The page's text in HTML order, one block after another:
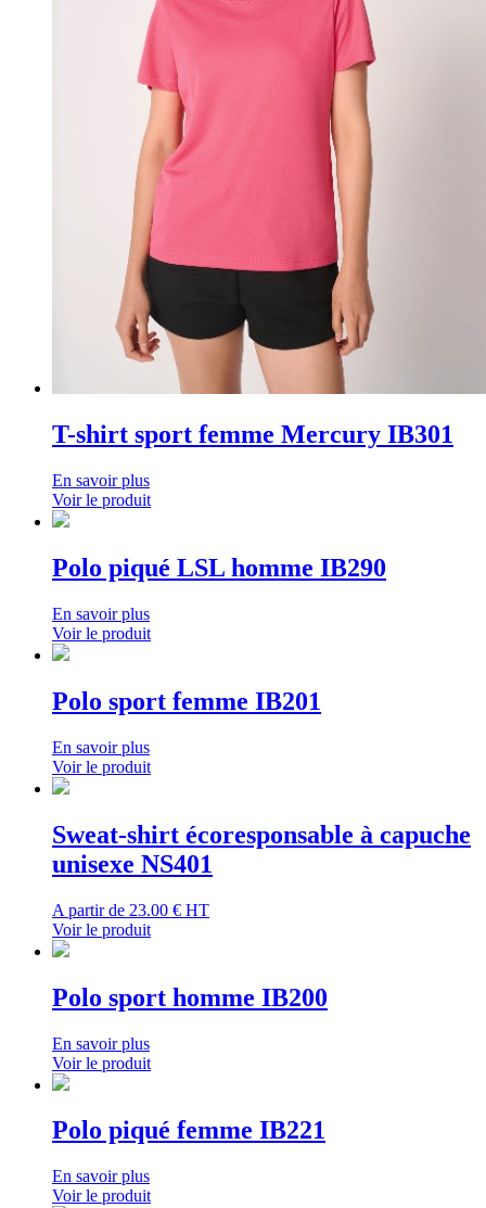
T-shirt sport femme Mercury IB301
En savoir plus
Voir le produit
Polo piqué LSL homme IB290
En savoir plus
Voir le produit
Polo sport femme IB201
En savoir plus
Voir le produit
Sweat-shirt écoresponsable à capuche
unisexe NS401
A partir de 23.00 € HT
Voir le produit
Polo sport homme IB200
En savoir plus
Voir le produit
Polo piqué femme IB221
En savoir plus
Voir le produit